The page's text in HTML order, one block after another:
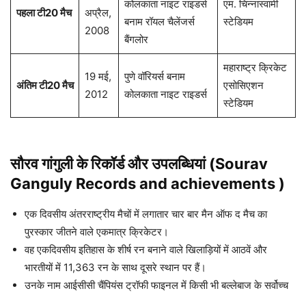
पहला टी20मैच
अप्रैल,
2008
कोलकाता नाइट राइडर्स
बनाम रॉयल चैलेंजर्स
बैंगलोर
एम. चिन्नास्वामी
स्टेडियम
अंतिमटी20मैच
19 मई,
2012
पुणे वॉरियर्स बनाम
कोलकाता नाइट राइडर्स
महाराष्ट्र क्रिकेट
एसोसिएशन
स्टेडियम
सौरव गांगुली के रिकॉर्ड और उपलब्धियां (Sourav
Ganguly Records and achievements )
एक दिवसीय अंतरराष्ट्रीय मैचों में लगातार चार बार मैन ऑफ द मैच का
पुरस्कार जीतने वाले एकमात्र क्रिकेटर।
वह एकदिवसीय इतिहास के शीर्ष रन बनाने वाले खिलाड़ियों में आठवें और
भारतीयों में 11,363 रन के साथ दूसरे स्थान पर हैं।
उनके नाम आईसीसी चैंपियंस ट्रॉफी फाइनल में किसी भी बल्लेबाज के सर्वोच्च